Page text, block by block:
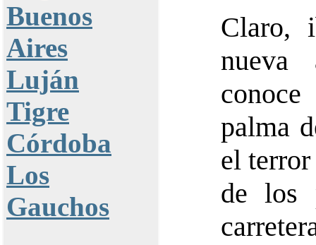
Buenos
Aires
Luján
Tigre
Córdoba
Los
Gauchos
Claro,
nueva
palma
el
de los